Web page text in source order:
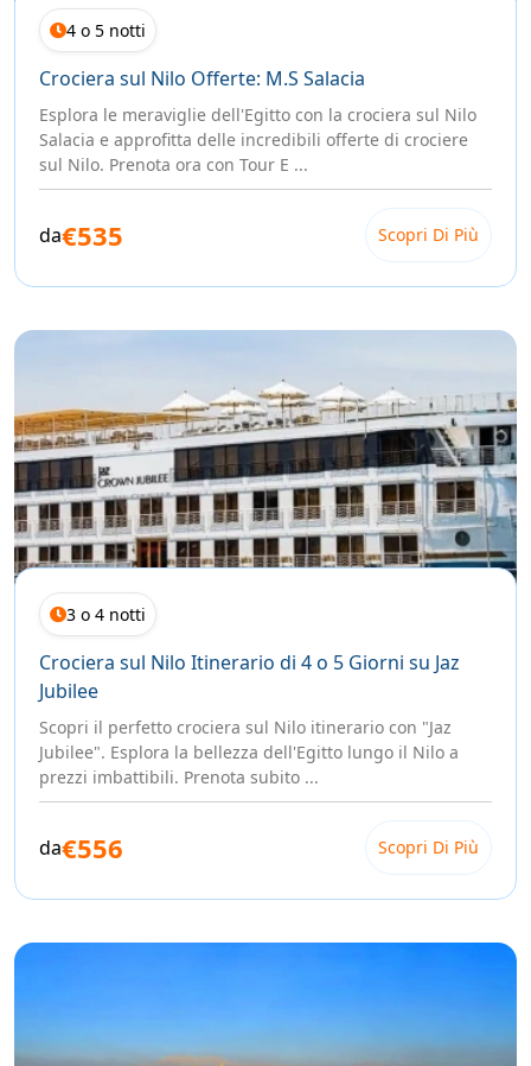
4 o 5 notti
Crociera sul Nilo Offerte: M.S Salacia
Esplora le meraviglie dell'Egitto con la crociera sul Nilo
Salacia e approfitta delle incredibili offerte di crociere
sul Nilo. Prenota ora con Tour E ...
da€535 Scopri Di Più
3 o 4 notti
Crociera sul Nilo Itinerario di 4 o 5 Giorni su Jaz
Jubilee
Scopri il perfetto crociera sul Nilo itinerario con "Jaz
Jubilee". Esplora la bellezza dell'Egitto lungo il Nilo a
prezzi imbattibili. Prenota subito ...
da€556 Scopri Di Più